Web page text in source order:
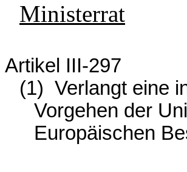
Ministerrat
Artikel III-297
(1) Verlangt eine
Vorgehen der
Europäischen